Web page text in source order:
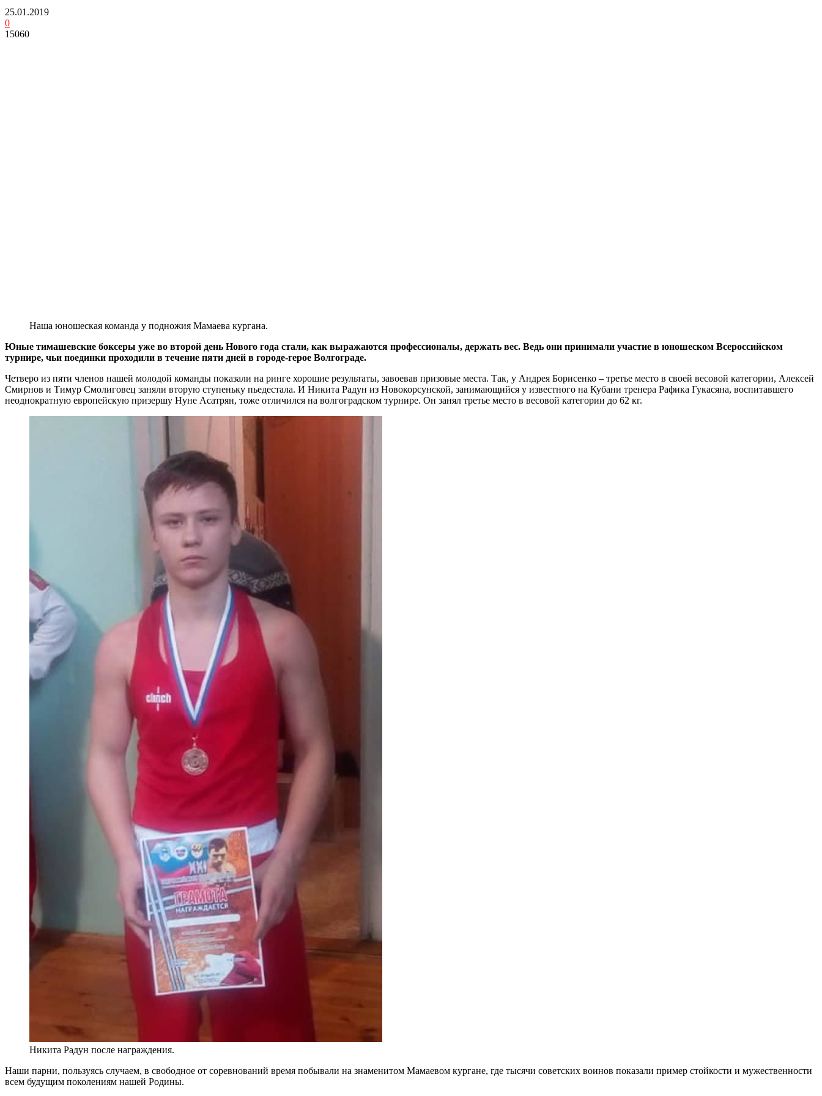
25.01.2019
0
15060
Наша юношеская команда у подножия Мамаева кургана.
Юные тимашевские боксеры уже во второй день Нового года стали, как выражаются профессионалы, держать вес. Ведь они принимали участие в юношеском Всероссийском
турнире, чьи поединки проходили в течение пяти дней в городе-герое Волгограде.
Четверо из пяти членов нашей молодой команды показали на ринге хорошие результаты, завоевав призовые места. Так, у Андрея Борисенко – третье место в своей весовой категории, Алексей
Смирнов и Тимур Смолиговец заняли вторую ступеньку пьедестала. И Никита Радун из Новокорсунской, занимающийся у известного на Кубани тренера Рафика Гукасяна, воспитавшего
неоднократную европейскую призершу Нуне Асатрян, тоже отличился на волгоградском турнире. Он занял третье место в весовой категории до 62 кг.
Никита Радун после награждения.
Наши парни, пользуясь случаем, в свободное от соревнований время побывали на знаменитом Мамаевом кургане, где тысячи советских воинов показали пример стойкости и мужественности
всем будущим поколениям нашей Родины.